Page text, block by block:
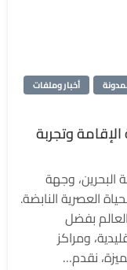
أخبار وملفات
2024: رفاهية الإقامة وتجربة
البحرين، وجهة
العصرية النابضة.
بفضل
ومراكز
نقدم…